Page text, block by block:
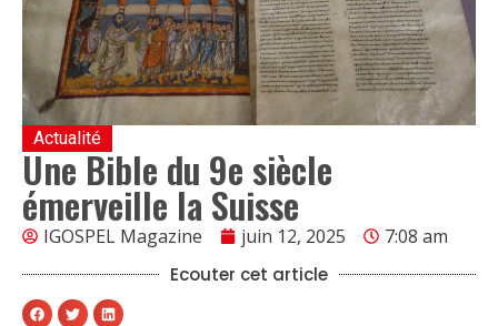
Actualité
Une Bible du 9e siècle
émerveille la Suisse
IGOSPEL Magazine juin 12, 2025 7:08 am
Ecouter cet article